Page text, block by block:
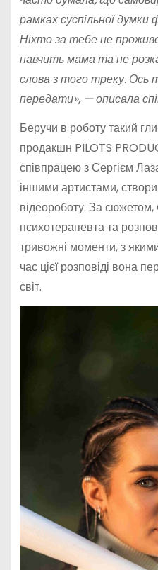
рамках суспільної
Ніхто за тебе не
навчить мама та не
слова з того треку. Ось
передати», — описала
Беручи в роботу такий
продакшн PILOTS
співпрацею з Сергієм
іншими артистами,
відеороботу. За сюжетом,
психотерапевта та
тривожні моменти, з
час цієї розповіді вона
світ.